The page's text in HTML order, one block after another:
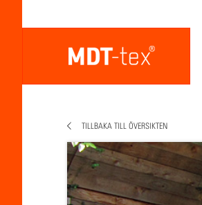
TILLBAKA TILL ÖVERSIKTEN